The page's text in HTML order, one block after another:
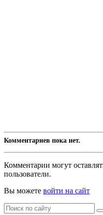
Комментариев пока нет.
Комментарии могут
пользователи.
Вы можете войти на сайт